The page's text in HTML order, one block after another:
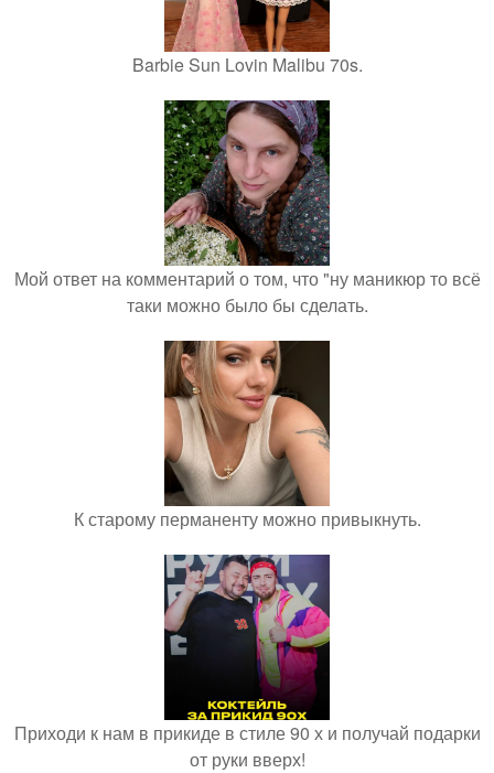
Barbie Sun Lovin Malibu 70s.
Мой ответ на комментарий о том, что "ну маникюр то всё
таки можно было бы сделать.
К старому перманенту можно привыкнуть.
Приходи к нам в прикиде в стиле 90 х и получай подарки
от руки вверх!